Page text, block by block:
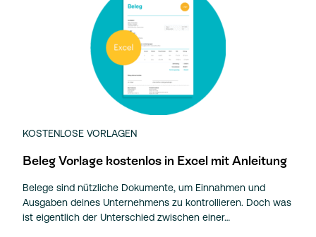
KOSTENLOSE VORLAGEN
Beleg Vorlage kostenlos in Excel mit Anleitung
Belege sind nützliche Dokumente, um Einnahmen und
Ausgaben deines Unternehmens zu kontrollieren. Doch was
ist eigentlich der Unterschied zwischen einer…